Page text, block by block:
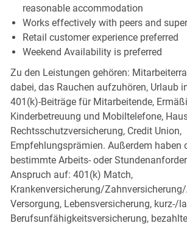
reasonable accommodation
Works effectively with peers and
Retail customer experience preferred
Weekend Availability is preferred
Zu den Leistungen gehören:
dabei, das Rauchen aufzuhören, Urlaub
401(k)-Beiträge für Mitarbeitende,
Kinderbetreuung und Mobiltelefone,
Rechtsschutzversicherung, Credit Union,
Empfehlungsprämien. Außerdem haben
bestimmte Arbeits- oder
Anspruch auf: 401(k) Match,
Krankenversicherung/
Versorgung, Lebensversicherung, kurz-/
Berufsunfähigkeitsversicherung,